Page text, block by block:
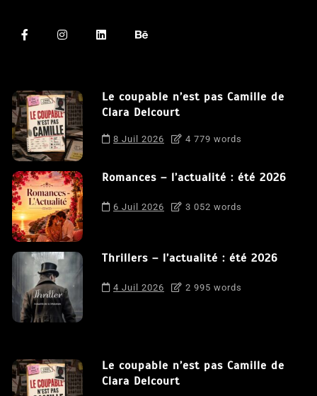
Le coupable n’est pas Camille de
Clara Delcourt
8 Juil 2026 4 779 words
Romances – l’actualité : été 2026
6 Juil 2026 3 052 words
Thrillers – l’actualité : été 2026
4 Juil 2026 2 995 words
Le coupable n’est pas Camille de
Clara Delcourt